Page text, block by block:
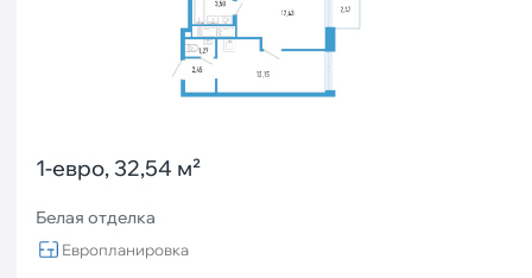
1-евро, 32,54 м²
Белая отделка
Европланировка